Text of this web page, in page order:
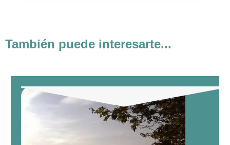
También puede interesarte...